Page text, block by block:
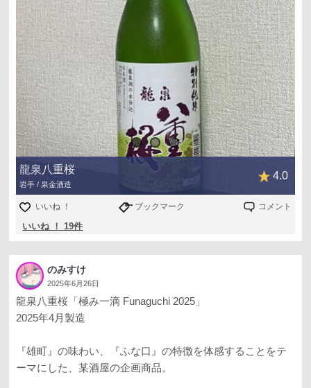
龍泉八重桜
岩手 / 泉金酒造
4.0
いいね ！ ブックマーク コメント
いいね ！ 19件
のみすけ
2025年6月26日
龍泉八重桜「極み一滴 Funaguchi 2025」
2025年4月製造
『雄町』の味わい、『ふな口』の特徴を体感することをテ
ーマにした、某酒屋の企画商品。